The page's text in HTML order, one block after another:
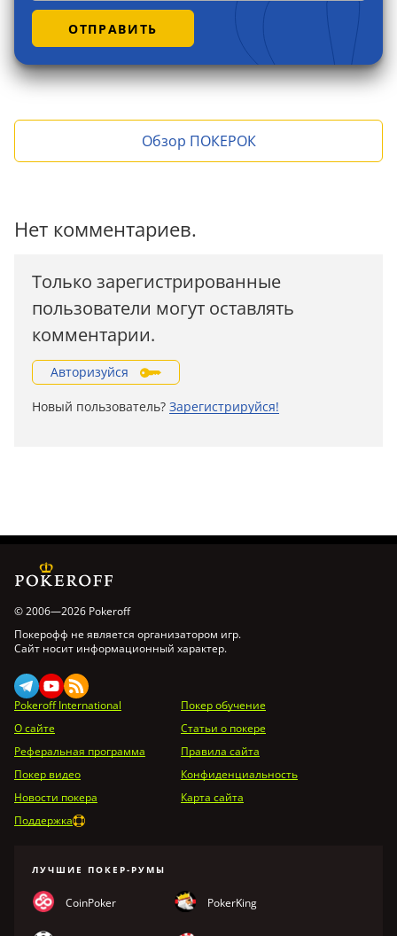
ОТПРАВИТЬ
Обзор ПОКЕРОК
Нет комментариев.
Только зарегистрированные
пользователи могут оставлять
комментарии.
Авторизуйся
Новый пользователь? Зарегистрируйся!
© 2006—2026 Pokeroff
Покерофф не является организатором игр.
Сайт носит информационный характер.
Pokeroff International
Покер обучение
О сайте
Статьи о покере
Реферальная программа
Правила сайта
Покер видео
Конфиденциальность
Новости покера
Карта сайта
Поддержка
ЛУЧШИЕ ПОКЕР-РУМЫ
CoinPoker PokerKing